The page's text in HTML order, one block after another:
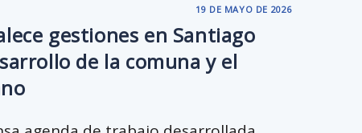
gestiones en Santiago
de la comuna y el
19 DE MAYO DE 2026